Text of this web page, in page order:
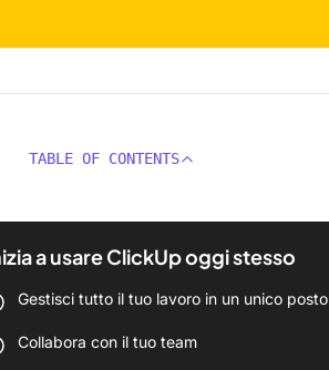
TABLE OF CONTENTS
a usare ClickUp oggi stesso
Gestisci tutto il tuo lavoro in un unico posto
Collabora con il tuo team